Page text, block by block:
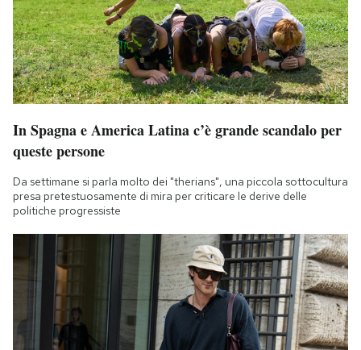
In Spagna e America Latina c’è grande scandalo per
queste persone
Da settimane si parla molto dei "therians", una piccola sottocultura
presa pretestuosamente di mira per criticare le derive delle
politiche progressiste